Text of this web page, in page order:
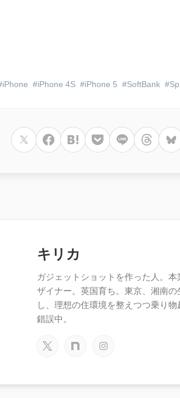
iPhone iPhone 4S iPhone 5 SoftBank
キリカ
ガジェットショットを作った人。
ザイナー。英国育ち。東京、湘南
し、理想の住環境を整えつつ乗り
錯誤中。